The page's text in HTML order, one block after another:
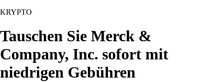
KRYPTO
Tauschen Sie Merck &
Company, Inc. sofort mit
niedrigen Gebühren